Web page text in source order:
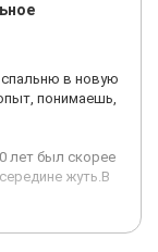
спальню в новую
понимаешь,
лет был скорее
жуть.В
лежал